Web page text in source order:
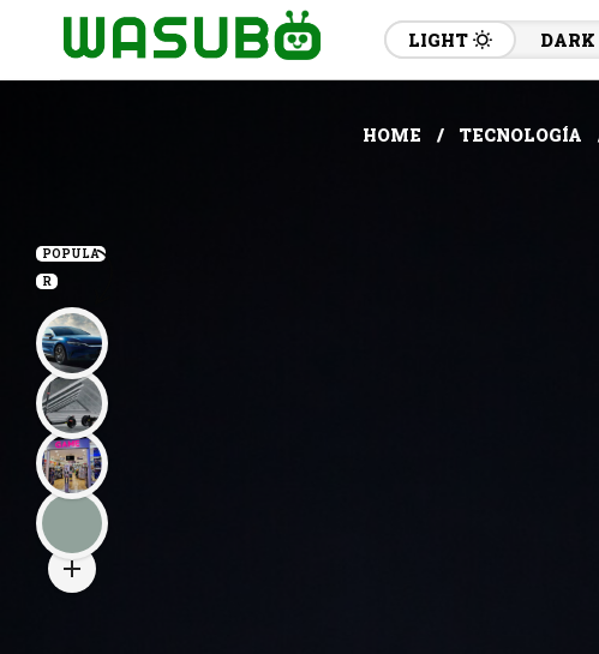
LIGHT DARK
HOME TECNOLOGÍA
POPULA
R